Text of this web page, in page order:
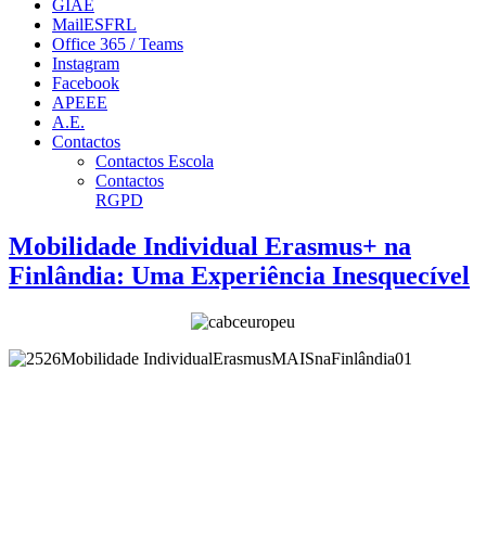
GIAE
MailESFRL
Office 365 / Teams
Instagram
Facebook
APEEE
A.E.
Contactos
Contactos Escola
Contactos
RGPD
Mobilidade Individual Erasmus+ na
Finlândia: Uma Experiência Inesquecível